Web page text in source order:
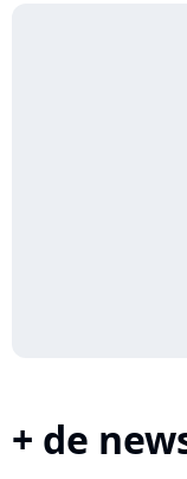
+ de